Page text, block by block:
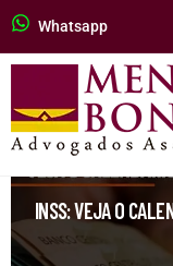
Whatsapp
INSS: VEJA O